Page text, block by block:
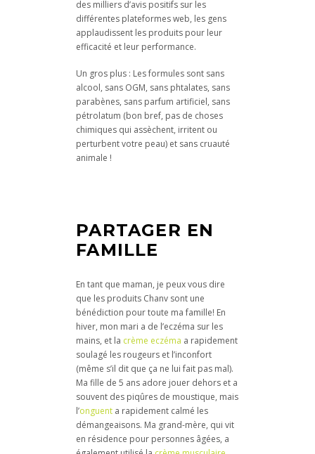
des milliers d’avis positifs sur les
différentes plateformes web, les gens
applaudissent les produits pour leur
efficacité et leur performance.
Un gros plus : Les formules sont sans
alcool, sans OGM, sans phtalates, sans
parabènes, sans parfum artificiel, sans
pétrolatum (bon bref, pas de choses
chimiques qui assèchent, irritent ou
perturbent votre peau) et sans cruauté
animale !
PARTAGER EN
FAMILLE
En tant que maman, je peux vous dire
que les produits Chanv sont une
bénédiction pour toute ma famille! En
hiver, mon mari a de l’eczéma sur les
mains, et la crème eczéma a rapidement
soulagé les rougeurs et l’inconfort
(même s’il dit que ça ne lui fait pas mal).
Ma fille de 5 ans adore jouer dehors et a
souvent des piqûres de moustique, mais
l’onguent a rapidement calmé les
démangeaisons. Ma grand-mère, qui vit
en résidence pour personnes âgées, a